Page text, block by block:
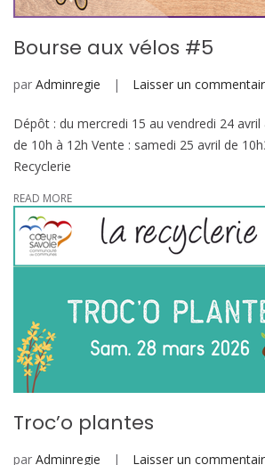
Bourse aux vélos #5
par Adminregie Laisser un
Dépôt : du mercredi 15 au vendredi 24
de 10h à 12h Vente : samedi 25 avril de
Recyclerie
READ MORE
Troc’o plantes
par Adminregie Laisser un